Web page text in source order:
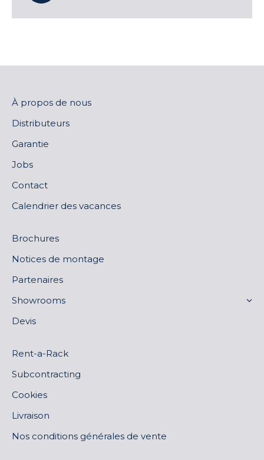
À propos de nous
Distributeurs
Garantie
Jobs
Contact
Calendrier des vacances
Brochures
Notices de montage
Partenaires
Showrooms
Devis
Rent-a-Rack
Subcontracting
Cookies
Livraison
Nos conditions générales de vente